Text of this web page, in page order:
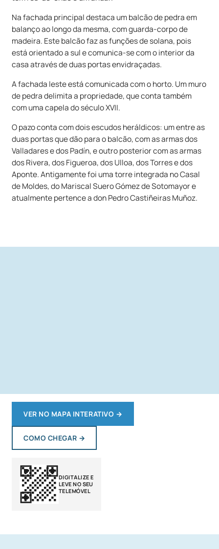
Na fachada principal destaca um balcão de pedra em
balanço ao longo da mesma, com guarda-corpo de
madeira. Este balcão faz as funções de solana, pois
está orientado a sul e comunica-se com o interior da
casa através de duas portas envidraçadas.
A fachada leste está comunicada com o horto. Um muro
de pedra delimita a propriedade, que conta também
com uma capela do século XVII.
O pazo conta com dois escudos heráldicos: um entre as
duas portas que dão para o balcão, com as armas dos
Valladares e dos Padín, e outro posterior com as armas
dos Rivera, dos Figueroa, dos Ulloa, dos Torres e dos
Aponte. Antigamente foi uma torre integrada no Casal
de Moldes, do Mariscal Suero Gómez de Sotomayor e
atualmente pertence a don Pedro Castiñeiras Muñoz.
VER NO MAPA INTERATIVO →
COMO CHEGAR →
DIGITALIZE E
LEVE NO SEU
TELEMÓVEL